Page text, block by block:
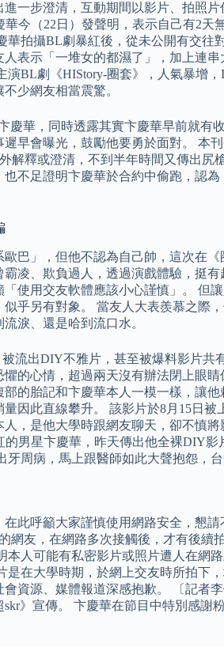
一步澄清，互動期間以影片、拍照
今（22日）發聲明，表示自己有2
拍攝BL劇暴紅後，從未公開有交
表示「一堆女的都濕了」，加上連
BL劇《HIStory-圈套》，人氣暴增
少網友相當震驚。
慶華，同時透露其實卞慶華早前就
早會曝光，鼓勵他要勇於面對。
解釋或澄清，不到半年時間又傳出
不足證明卞慶華於合約中偷跑，認
巴」，但他不認為自己帥，這次在
凌、欺負過人，透過演戲體驗，挺
使用交友軟體應該小心謹慎」。 但
乎另有對象。 當友人大表羨慕之際
淚、還是哈到流口水。
流出DIY不雅片，甚至被爆料影片
的心情，超過兩天沒有辦法閉上眼
的胎記和卞慶華本人一模一樣，讓
因此直線攀升。 該影片於8月15日
，是他大學時跟網友聊天，卻不慎
男星卞慶華，昨天傳出他全裸DIY
周病，馬上跟醫師如此大聲抱怨，
此呼籲大家謹慎使用網路安全，懇
友，在網路多次接觸後，才有後
人可能有私密影片或照片遭人在網
在大學時期，於網上交友時所拍下
資源、媒體報道深感抱歉。 〔記者
》宣傳。 卞慶華在節目中特別感